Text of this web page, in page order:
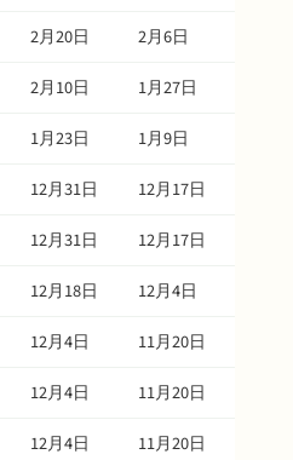
2月20日 2月6日
2月10日 1月27日
1月23日 1月9日
12月31日 12月17日
12月31日 12月17日
12月18日 12月4日
12月4日 11月20日
12月4日 11月20日
12月4日 11月20日